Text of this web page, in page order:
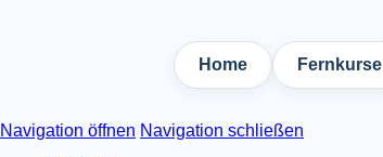
Home Fernkurse
Navigation öffnen Navigation schließen